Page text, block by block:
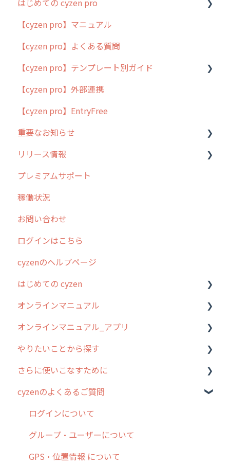
はじめての cyzen pro
cyzen pro とは？
簡易マニュアル
cyzen proの位置情報取得について
用語集
よくある質問
【cyzen pro】マニュアル
【cyzen pro】よくある質問
【cyzen pro】テンプレート別ガイド
ポスティング
ラウンダー
メンテナンス
外廻り営業
清掃
不動産
【cyzen pro】外部連携
【cyzen pro】EntryFree
重要なお知らせ
過去の重要なお知らせ
障害情報
リリース情報
リリース
2026年のリリース情報
2025年のリリース情報
2024年のリリース情報
2023年のリリース情報
過去のリリース
2019年までのリリース情報
お客様の声を実現しました
プレミアムサポート
稼働状況
お問い合わせ
ログインはこちら
cyzenのヘルプページ
はじめての cyzen
0. はじめてのcyzenの使い方
1. cyzenについて知ろう
2. 主要機能の概要
3. cyzenの位置情報取得について
4. cyzen利用前の準備：システム管理者編
5. 基本的な使い方：システム管理者編
6. 基本的な使い方：ユーザー編
7. 初心者向けよくある質問集
オンラインマニュアル
管理サイトの使い始め
ユーザー・グループ管理
行動管理
予定管理
スポット
ステータス・主観
報告書・行動種別
オンラインマニュアル_アプリ
アプリの使い始め
ホーム画面
スポット
報告閲覧
予定
日報
やりたいことから探す
行動管理
勤怠管理
予定管理
スポット
ステータス・主観
さらに使いこなすために
はじめに
スポット・ステータス関連オプション
交通費自動計算
安全走行支援
cyzenのよくあるご質問
ログインについて
グループ・ユーザーについて
GPS・位置情報 について